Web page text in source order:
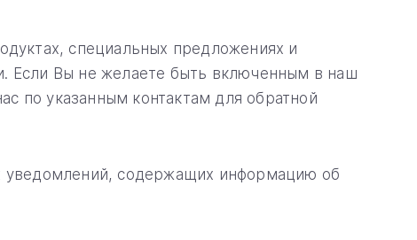
специальных предложениях и
Если Вы не желаете быть включенным в наш
по указанным контактам для обратной
уведомлений, содержащих информацию об